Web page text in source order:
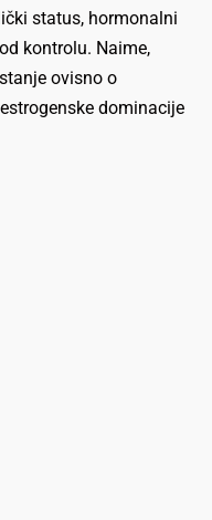
status, hormonalni
kontrolu. Naime,
ovisno o
dominacije